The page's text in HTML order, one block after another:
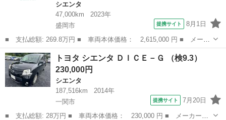
シエンタ
47,000km
2023年
盛岡市
提携サイト 8月1日
■ 支払総額: 269.8万円 ■ 車両本体価格： 2,615,000 円 ■ メーカ
ー名： トヨタ ■ 車種名： シエンタ ■ グレード名： ハイブリ
ッドＧ ４ＷＤ ＥＴＣ 純正ナビ バックカメラ 両側パワースラ
イドドア...
岩手 盛岡市 シエンタ
トヨタ シエンタ ＤＩＣＥ－Ｇ （検9.3）
230,000円
シエンタ
187,516km
2014年
一関市
提携サイト 7月20日
■ 支払総額: 28万円 ■ 車両本体価格： 230,000 円 ■ メーカー